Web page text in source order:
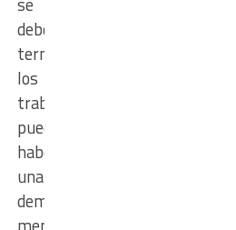
deberían
terminar
los
trabajos,
puede
haber
una
demora